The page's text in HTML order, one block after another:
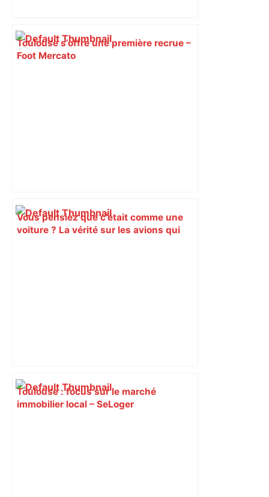
Toulouse s’offre une première recrue –
Foot Mercato
Vous pensiez que c’était comme une
voiture ? La vérité sur les avions qui
Toulouse : focus sur le marché
immobilier local – SeLoger